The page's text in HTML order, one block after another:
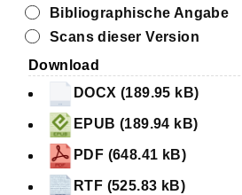
Bibliographische Angabe
Scans dieser Version
Download
DOCX (189.95 kB)
EPUB (189.94 kB)
PDF (648.41 kB)
RTF (525.83 kB)